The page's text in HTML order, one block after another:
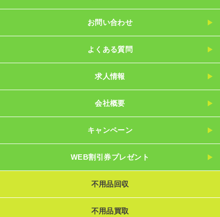
お問い合わせ
よくある質問
求人情報
会社概要
キャンペーン
WEB割引券プレゼント
不用品回収
不用品買取